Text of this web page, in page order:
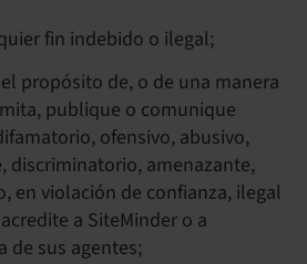
fin indebido o ilegal;
propósito de, o de una manera
publique o comunique
ofensivo, abusivo,
discriminatorio, amenazante,
en violación de confianza, ilegal
a SiteMinder o a
de sus agentes;